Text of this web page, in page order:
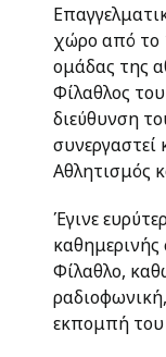
χώρο από το
ομάδας της
Φίλαθλος
διεύθυνση
συνεργαστεί
Αθλητισμός
Έγινε
Φίλαθλο,
εκπομπή του